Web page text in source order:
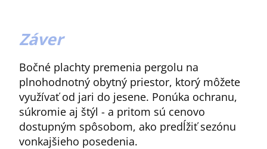
Záver
Bočné plachty premenia pergolu na
plnohodnotný obytný priestor, ktorý môžete
využívať od jari do jesene. Ponúka ochranu,
súkromie aj štýl - a pritom sú cenovo
dostupným spôsobom, ako predĺžiť sezónu
vonkajšieho posedenia.